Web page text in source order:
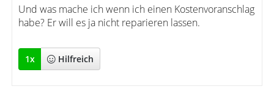
Und was mache ich wenn ich einen Kostenvoranschlag
habe? Er will es ja nicht reparieren lassen.
1x Hilfreich